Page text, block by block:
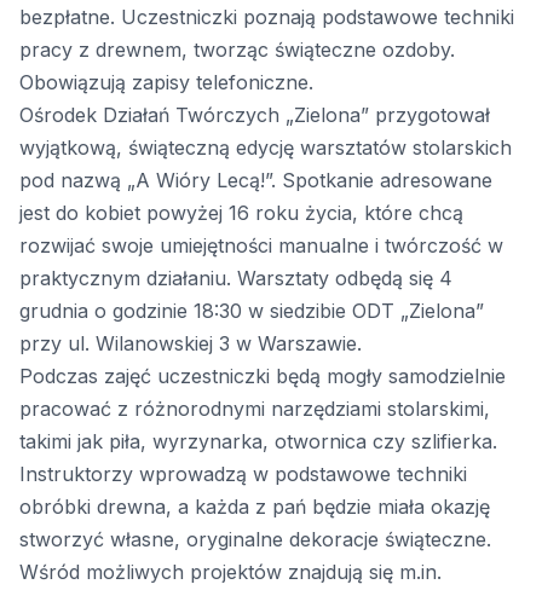
bezpłatne. Uczestniczki poznają podstawowe techniki
pracy z drewnem, tworząc świąteczne ozdoby.
Obowiązują zapisy telefoniczne.
Ośrodek Działań Twórczych „Zielona” przygotował
wyjątkową, świąteczną edycję warsztatów stolarskich
pod nazwą „A Wióry Lecą!”. Spotkanie adresowane
jest do kobiet powyżej 16 roku życia, które chcą
rozwijać swoje umiejętności manualne i twórczość w
praktycznym działaniu. Warsztaty odbędą się 4
grudnia o godzinie 18:30 w siedzibie ODT „Zielona”
przy ul. Wilanowskiej 3 w Warszawie.
Podczas zajęć uczestniczki będą mogły samodzielnie
pracować z różnorodnymi narzędziami stolarskimi,
takimi jak piła, wyrzynarka, otwornica czy szlifierka.
Instruktorzy wprowadzą w podstawowe techniki
obróbki drewna, a każda z pań będzie miała okazję
stworzyć własne, oryginalne dekoracje świąteczne.
Wśród możliwych projektów znajdują się m.in.